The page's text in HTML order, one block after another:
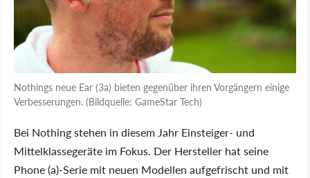
Nothings neue Ear (3a) bieten gegenüber ihren Vorgängern einige
Verbesserungen. (Bildquelle: GameStar Tech)
Bei Nothing stehen in diesem Jahr Einsteiger- und
Mittelklassegeräte im Fokus. Der Hersteller hat seine
Phone (a)-Serie mit neuen Modellen aufgefrischt und mit